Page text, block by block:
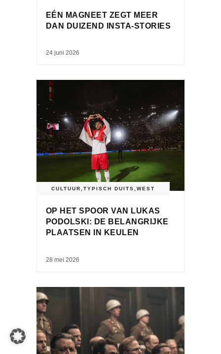
EÉN MAGNEET ZEGT MEER
DAN DUIZEND INSTA-STORIES
24 juni 2026
CULTUUR,TYPISCH DUITS,WEST
OP HET SPOOR VAN LUKAS
PODOLSKI: DE BELANGRIJKE
PLAATSEN IN KEULEN
28 mei 2026